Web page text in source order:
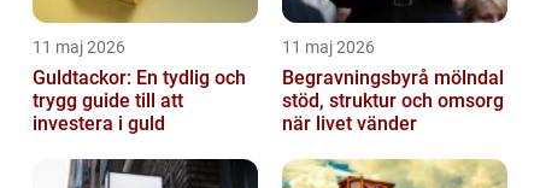
11 maj 2026
Guldtackor: En tydlig och
trygg guide till att
investera i guld
11 maj 2026
Begravningsbyrå mölndal
stöd, struktur och omsorg
när livet vänder